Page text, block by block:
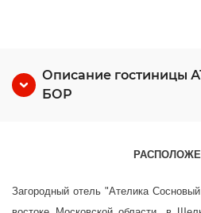
Описание
БОР
Загородный отель "Ателика